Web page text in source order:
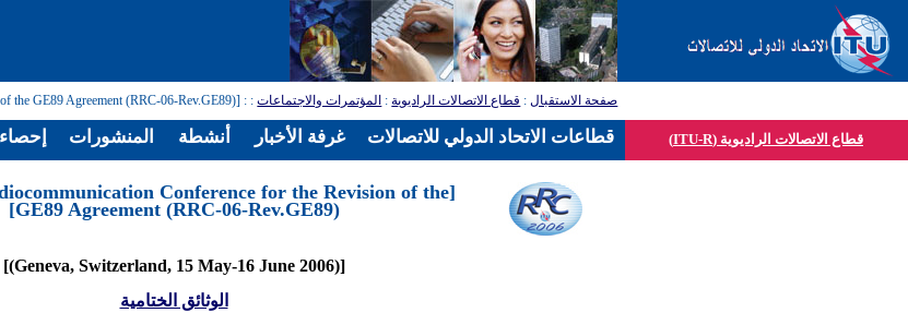
صفحة الاستقبال: قطاع الاتصالات الراديوية: المؤتمرات والاجتماعات:
: [Regional Radiocommunication Conference for the Revision of the GE89 Agreement (RRC-06-Rev.GE89)]
قطاع الاتصالات الراديوية (ITU-R)
Conference for the Revision of the
GE89 Agreement (RRC-06-Rev.GE89)]
[(Geneva, Switzerland, 15 May-16 June 2006)]
الوثائق الختامية
المنشورات أنشطة غرفة الأخبار قطاعات الاتحاد الدولي للاتصالات